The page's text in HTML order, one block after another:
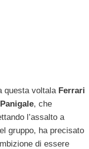
questa voltala Ferrari
Panigale, che
l’assalto a
gruppo, ha precisato
di essere